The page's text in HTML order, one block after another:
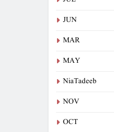
JUN
MAR
MAY
NiaTadeeb
NOV
OCT